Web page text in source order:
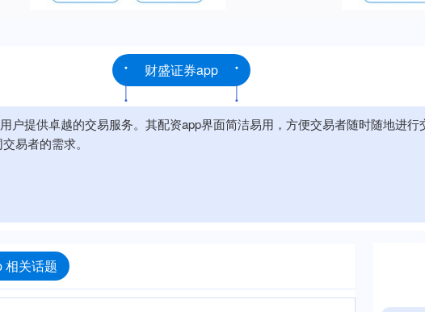
财盛证券app
户提供卓越的交易服务。其配资app界面简洁易用，方便交易者随时随地进
易者的需求。
相关话题